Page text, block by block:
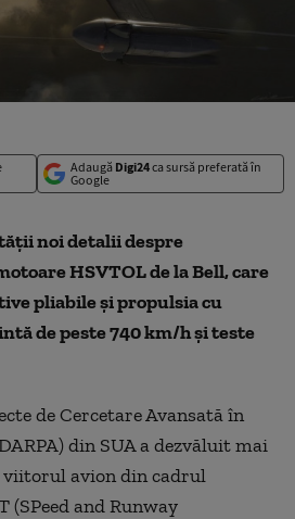
Adaugă Digi24ca sursă preferată în
Google
noi detalii despre
HSVTOL de la Bell, care
pliabile și propulsia cu
de peste 740 km/h și teste
de Cercetare Avansată în
din SUA a dezvăluit mai
avion din cadrul
and Runway